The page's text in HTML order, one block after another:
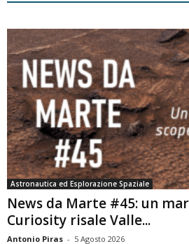
Astronautica ed Esplorazione Spaziale
News da Marte #45: un
Curiosity risale Valle...
Antonio Piras - 5 Agosto 2026